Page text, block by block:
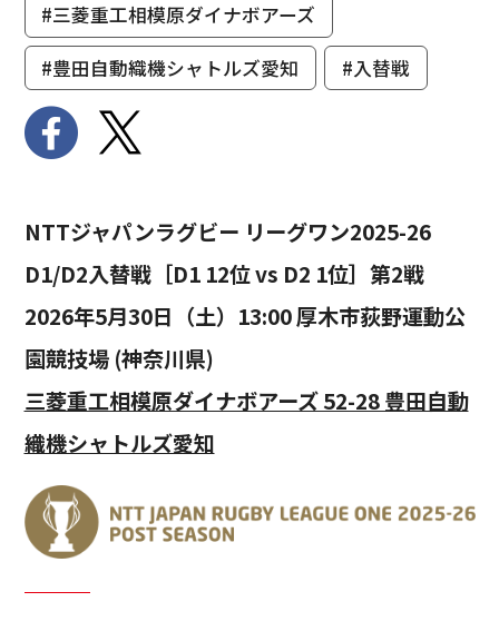
#三菱重工相模原ダイナボアーズ
#豊田自動織機シャトルズ愛知
#入替戦
NTTジャパンラグビー リーグワン2025-26
D1/D2入替戦［D1 12位 vs D2 1位］第2戦
2026年5月30日（土）13:00 厚木市荻野運動公
園競技場 (神奈川県)
三菱重工相模原ダイナボアーズ 52-28 豊田自動
織機シャトルズ愛知